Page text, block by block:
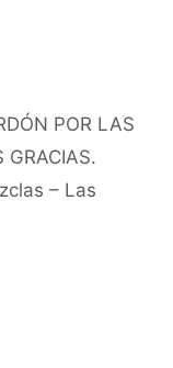
POR LAS
GRACIAS.
– Las